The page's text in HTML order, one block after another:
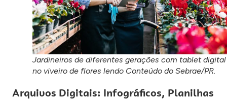
Jardineiros de diferentes gerações com tablet digital
no viveiro de flores lendo Conteúdo do Sebrae/PR.
Arquivos Digitais: Infográficos, Planilhas